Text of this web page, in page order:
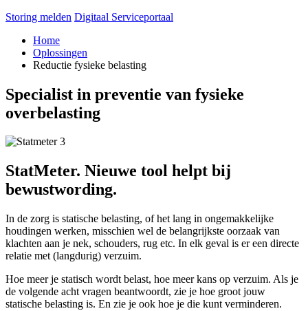
Storing melden Digitaal Serviceportaal
Home
Oplossingen
Reductie fysieke belasting
Specialist in preventie van fysieke
overbelasting
StatMeter. Nieuwe tool helpt bij
bewustwording.
In de zorg is statische belasting, of het lang in ongemakkelijke
houdingen werken, misschien wel de belangrijkste oorzaak van
klachten aan je nek, schouders, rug etc. In elk geval is er een directe
relatie met (langdurig) verzuim.
Hoe meer je statisch wordt belast, hoe meer kans op verzuim. Als je
de volgende acht vragen beantwoordt, zie je hoe groot jouw
statische belasting is. En zie je ook hoe je die kunt verminderen.